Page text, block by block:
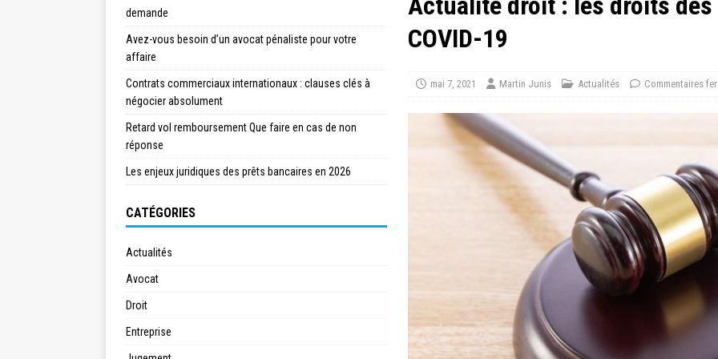
COVID-19
mai 7, 2021 Martin Junis Actualités Commentaires
demande
Avez-vous besoin d’un avocat pénaliste pour votre
affaire
Contrats commerciaux internationaux : clauses clés à
négocier absolument
Retard vol remboursement Que faire en cas de non
réponse
Les enjeux juridiques des prêts bancaires en 2026
CATÉGORIES
Actualités
Avocat
Droit
Entreprise